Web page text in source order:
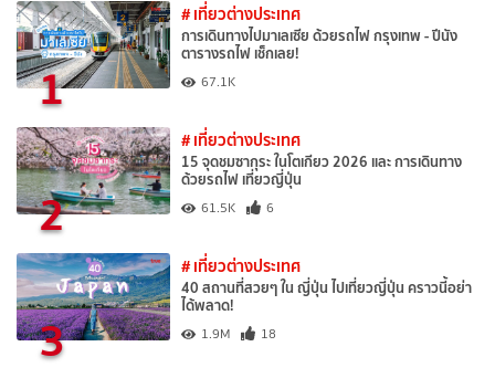
1
# เที่ยวต่างประเทศ
การเดินทางไปมาเลเซีย ด้วยรถไฟ กรุงเทพ - ปีนัง
ตารางรถไฟ เช็กเลย!
67.1K
2
# เที่ยวต่างประเทศ
15 จุดชมซากุระ ในโตเกียว 2026 และ การเดินทาง
ด้วยรถไฟ เที่ยวญี่ปุ่น
61.5K 6
3
# เที่ยวต่างประเทศ
40 สถานที่สวยๆ ใน ญี่ปุ่น ไปเที่ยวญี่ปุ่น คราวนี้อย่า
ได้พลาด!
1.9M 18